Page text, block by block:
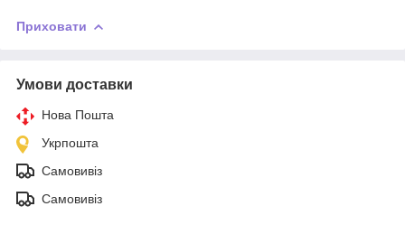
Приховати
Умови доставки
Нова Пошта
Укрпошта
Самовивіз
Самовивіз